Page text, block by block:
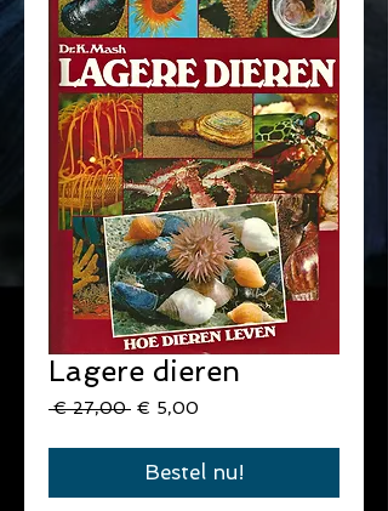
Lagere dieren
€ 27,00 Normale
€ 5,00
Bestel nu!